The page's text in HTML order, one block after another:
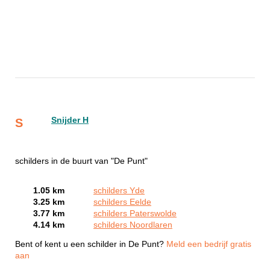
S Snijder H
schilders in de buurt van "De Punt"
1.05 km
schilders Yde
3.25 km
schilders Eelde
3.77 km
schilders Paterswolde
4.14 km
schilders Noordlaren
Bent of kent u een schilder in De Punt? Meld een bedrijf gratis
aan